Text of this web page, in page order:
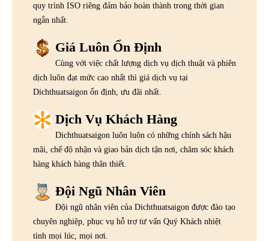
quy trình ISO riêng đảm bảo hoàn thành trong thời gian
ngắn nhất.
Giá Luôn Ổn Định
Cùng với việc chất lượng dịch vụ dịch thuật và phiên
dịch luôn đạt mức cao nhất thì giá dịch vụ tại
Dichthuatsaigon ổn định, ưu đãi nhất.
Dịch Vụ Khách Hàng
Dichthuatsaigon luôn luôn có những chính sách hậu
mãi, chế độ nhận và giao bản dịch tận nơi, chăm sóc khách
hàng khách hàng thân thiết.
Đội Ngũ Nhân Viên
Đội ngũ nhân viên của Dichthuatsaigon được đào tạo
chuyên nghiệp, phục vụ hỗ trợ tư vấn Quý Khách nhiệt
tình mọi lúc, mọi nơi.